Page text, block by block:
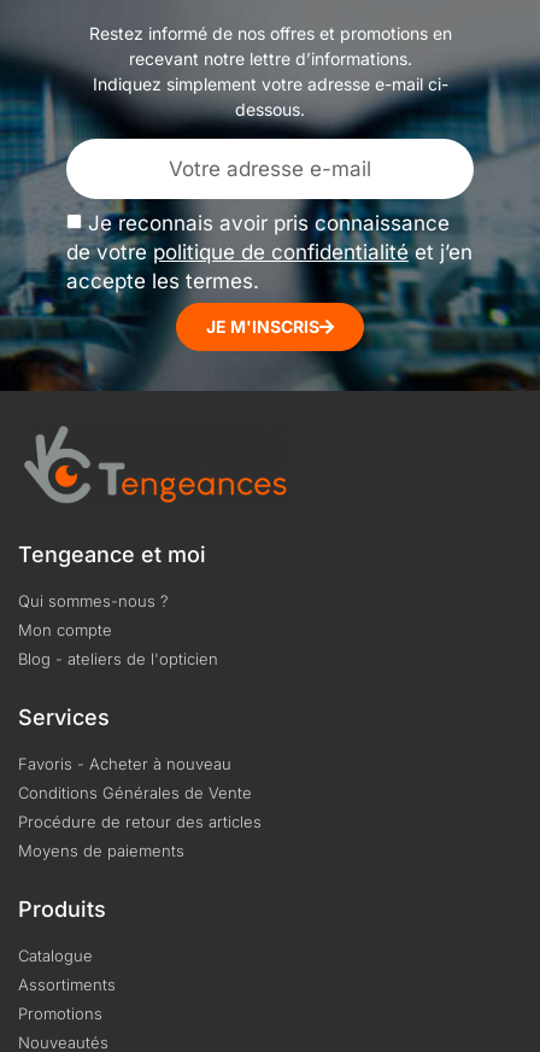
Restez informé de nos offres et promotions en
recevant notre lettre d’informations.
Indiquez simplement votre adresse e-mail ci-
dessous.
Je reconnais avoir pris connaissance
de votre politique de confidentialitéet j’en
accepte les termes.
JE M'INSCRIS
Tengeance et moi
Qui sommes-nous ?
Mon compte
Blog - ateliers de l'opticien
Services
Favoris - Acheter à nouveau
Conditions Générales de Vente
Procédure de retour des articles
Moyens de paiements
Produits
Catalogue
Assortiments
Promotions
Nouveautés